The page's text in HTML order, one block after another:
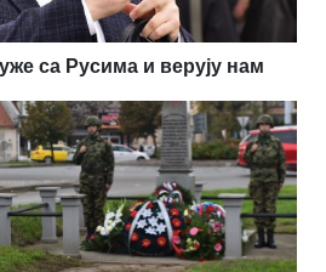
са Русима и верују нам